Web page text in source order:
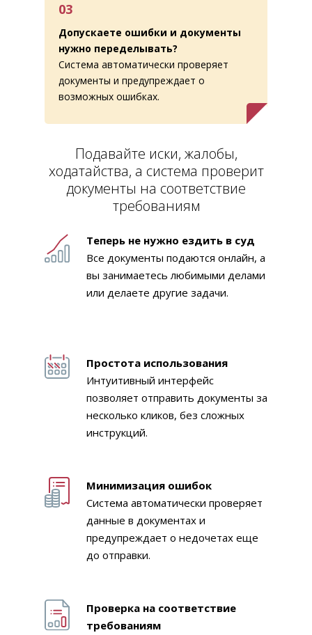
03
Допускаете ошибки и документы
нужно переделывать?
Система автоматически проверяет
документы и предупреждает о
возможных ошибках.
Подавайте иски, жалобы,
ходатайства, а система проверит
документы на соответствие
требованиям
Теперь не нужно ездить в суд
Все документы подаются онлайн, а
вы занимаетесь любимыми делами
или делаете другие задачи.
Простота использования
Интуитивный интерфейс
позволяет отправить документы за
несколько кликов, без сложных
инструкций.
Минимизация ошибок
Система автоматически проверяет
данные в документах и
предупреждает о недочетах еще
до отправки.
Проверка на соответствие
требованиям